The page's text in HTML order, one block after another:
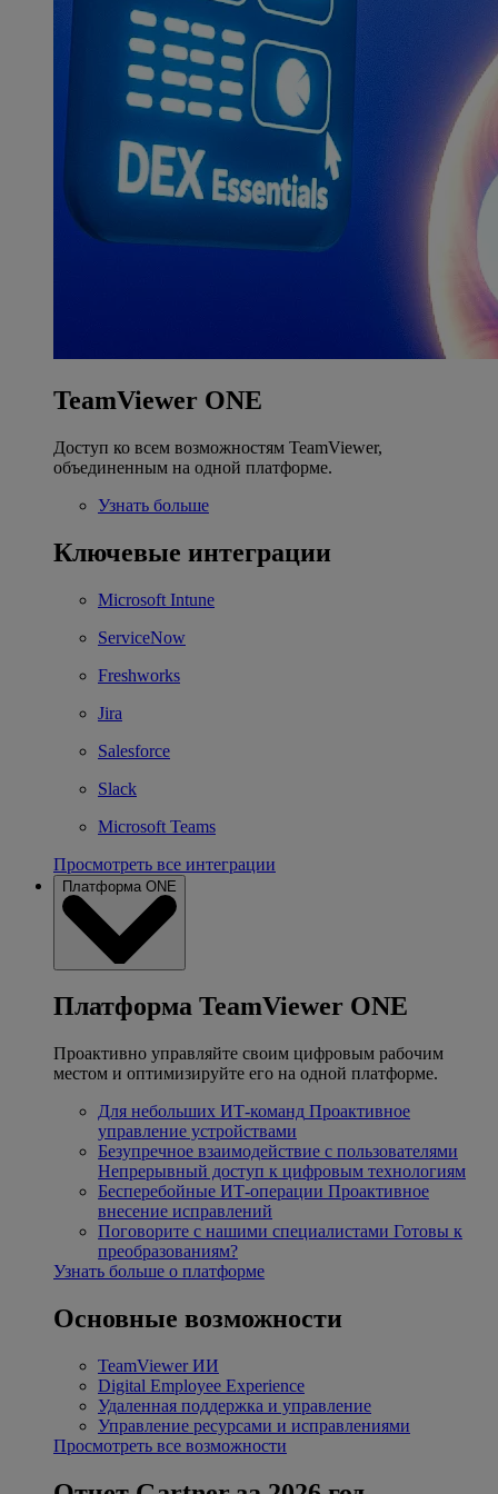
TeamViewer ONE
Доступ ко всем возможностям TeamViewer,
объединенным на одной платформе.
Узнать больше
Ключевые интеграции
Microsoft Intune
ServiceNow
Freshworks
Jira
Salesforce
Slack
Microsoft Teams
Просмотреть все интеграции
Платформа ONE
Платформа TeamViewer ONE
Проактивно управляйте своим цифровым рабочим
местом и оптимизируйте его на одной платформе.
Для небольших ИТ-команд Проактивное
управление устройствами
Безупречное взаимодействие с пользователями
Непрерывный доступ к цифровым технологиям
Бесперебойные ИТ-операции Проактивное
внесение исправлений
Поговорите с нашими специалистами Готовы к
преобразованиям?
Узнать больше о платформе
Основные возможности
TeamViewer ИИ
Digital Employee Experience
Удаленная поддержка и управление
Управление ресурсами и исправлениями
Просмотреть все возможности